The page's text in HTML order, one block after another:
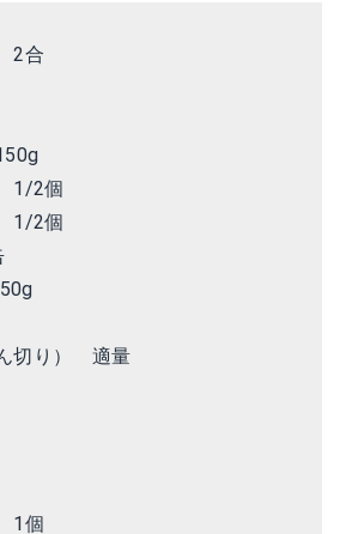
2合
1/2個
1/2個
切り） 適量
1個